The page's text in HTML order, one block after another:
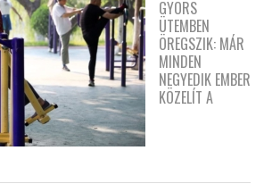
GYORS
ÜTEMBEN
ÖREGSZIK: MÁR
MINDEN
NEGYEDIK EMBER
KÖZELÍT A